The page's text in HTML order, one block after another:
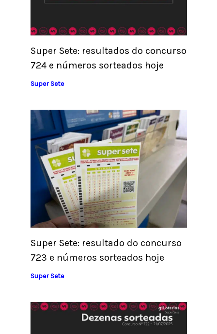
Super Sete: resultados do concurso
724 e números sorteados hoje
Super Sete
Super Sete: resultado do concurso
723 e números sorteados hoje
Super Sete